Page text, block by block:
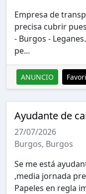
Empresa de
precisa cubrir
- Burgos -
pe...
ANUNCIO
Ayudante de
27/07/2026
Burgos, Burgos
Se me está
,media jornada
Papeles en regla